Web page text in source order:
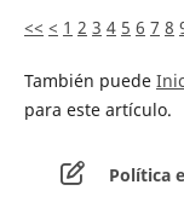
<< < 1 2 3 4 5 6 7 8
También puede
para este artículo.
Política